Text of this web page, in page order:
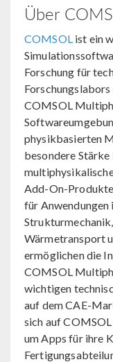
Über
COMSOList ein
Forschung für
COMSOL
physikbasierten
besondere
Add-On-
für
Wärmetransport
ermöglichen die
COMSOL
wichtigen
auf dem CAE-
sich auf
um Apps für ihre